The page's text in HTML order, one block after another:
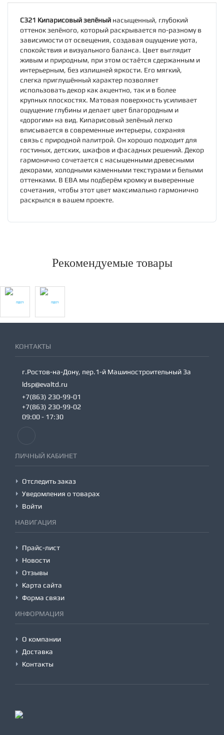
C321 Кипарисовый зелёный насыщенный, глубокий
оттенок зелёного, который раскрывается по-разному в
зависимости от освещения, создавая ощущение уюта,
спокойствия и визуального баланса. Цвет выглядит
живым и природным, при этом остаётся сдержанным и
интерьерным, без излишней яркости. Его мягкий,
слегка приглушённый характер позволяет
использовать декор как акцентно, так и в более
крупных плоскостях. Матовая поверхность усиливает
ощущение глубины и делает цвет благородным и
«дорогим» на вид. Кипарисовый зелёный легко
вписывается в современные интерьеры, сохраняя
связь с природной палитрой. Он хорошо подходит для
гостиных, детских, шкафов и фасадных решений. Декор
гармонично сочетается с насыщенными древесными
декорами, холодными каменными текстурами и белыми
оттенками. В ЕВА мы подберём кромку и выверенные
сочетания, чтобы этот цвет максимально гармонично
раскрылся в вашем проекте.
Рекомендуемые товары
КОНТАКТЫ
г.Ростов-на-Дону, пер.1-й Машиностроительный 3а
ldsp@evaltd.ru
+7(863) 230-99-01
+7(863) 230-99-02
09:00 - 17:30
ЛИЧНЫЙ КАБИНЕТ
Отследить заказ
Уведомления о товарах
Войти
НАВИГАЦИЯ
Прайс-лист
Новости
Отзывы
Карта сайта
Форма связи
ИНФОРМАЦИЯ
О компании
Доставка
Контакты